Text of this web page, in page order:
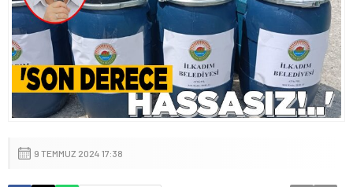
9 TEMMUZ 2024 17:38